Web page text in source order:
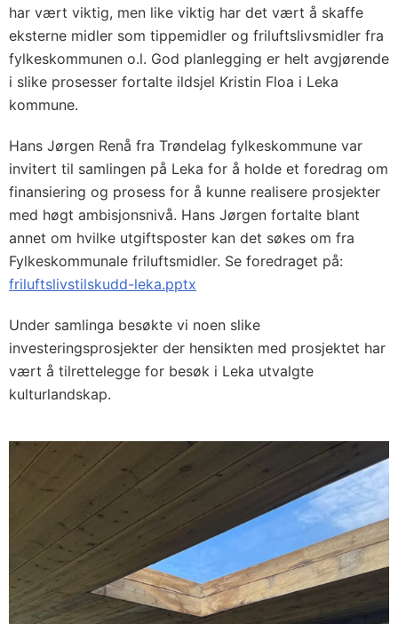
har vært viktig, men like viktig har det vært å skaffe
eksterne midler som tippemidler og friluftslivsmidler fra
fylkeskommunen o.l. God planlegging er helt avgjørende
i slike prosesser fortalte ildsjel Kristin Floa i Leka
kommune.
Hans Jørgen Renå fra Trøndelag fylkeskommune var
invitert til samlingen på Leka for å holde et foredrag om
finansiering og prosess for å kunne realisere prosjekter
med høgt ambisjonsnivå. Hans Jørgen fortalte blant
annet om hvilke utgiftsposter kan det søkes om fra
Fylkeskommunale friluftsmidler. Se foredraget på:
friluftslivstilskudd-leka.pptx
Under samlinga besøkte vi noen slike
investeringsprosjekter der hensikten med prosjektet har
vært å tilrettelegge for besøk i Leka utvalgte
kulturlandskap.